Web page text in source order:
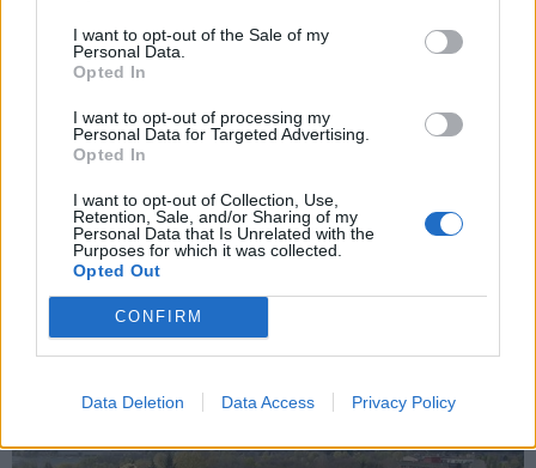
I want to opt-out of the Sale of my
Personal Data.
Opted In
I want to opt-out of processing my
Personal Data for Targeted Advertising.
Opted In
I want to opt-out of Collection, Use,
Retention, Sale, and/or Sharing of my
Personal Data that Is Unrelated with the
Purposes for which it was collected.
Opted Out
CONFIRM
Data Deletion Data Access Privacy Policy
A Sesto Calende la “Nuova Marna” si
avvicina, Colombo: “Meno di due mesi
all’inizio dei lavori”